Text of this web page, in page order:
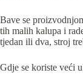
Bave se
tih malih kalupa i
tjedan ili dva, stroj
Gdje se koriste veći